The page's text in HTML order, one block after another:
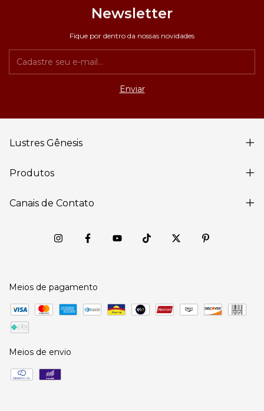
Newsletter
Fique por dentro da nossas novidades
Lustres Gênesis
Produtos
Canais de Contato
Meios de pagamento
Meios de envio